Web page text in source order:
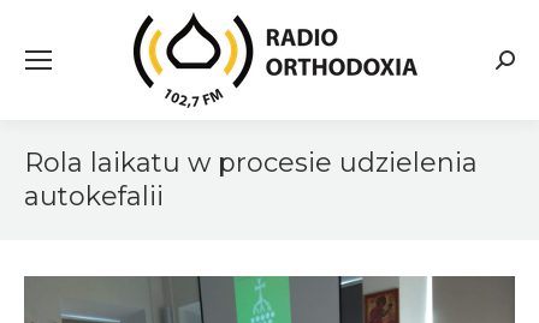
Rola laikatu w procesie udzielenia
autokefalii